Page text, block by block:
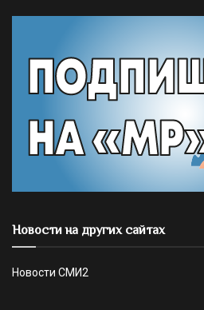
Новости на других сайтах
Новости СМИ2